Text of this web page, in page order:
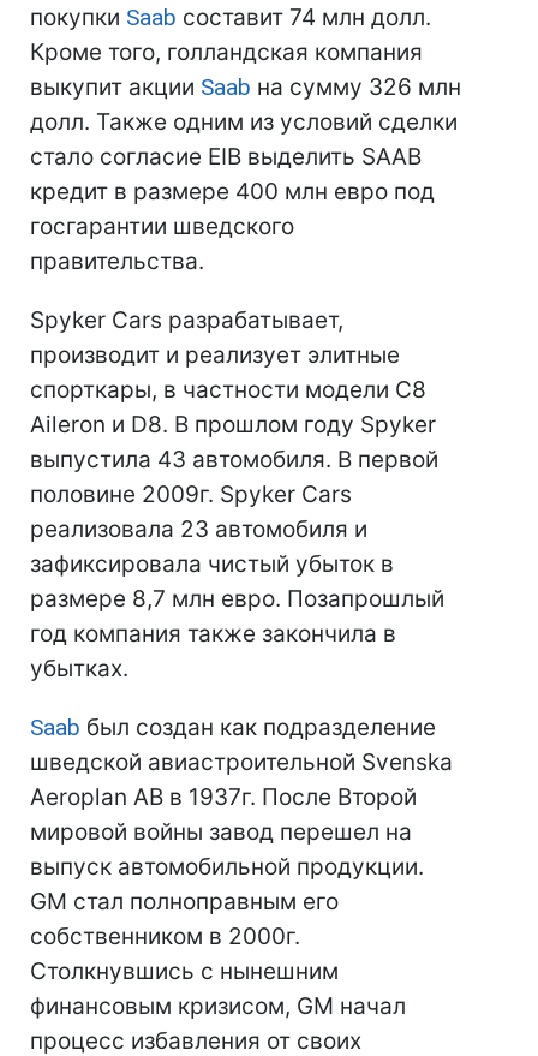
покупки Saab составит 74 млн долл.
Кроме того, голландская компания
выкупит акции Saab на сумму 326 млн
долл. Также одним из условий сделки
стало согласие EIB выделить SAAB
кредит в размере 400 млн евро под
госгарантии шведского
правительства.
Spyker Cars разрабатывает,
производит и реализует элитные
спорткары, в частности модели C8
Aileron и D8. В прошлом году Spyker
выпустила 43 автомобиля. В первой
половине 2009г. Spyker Cars
реализовала 23 автомобиля и
зафиксировала чистый убыток в
размере 8,7 млн евро. Позапрошлый
год компания также закончила в
убытках.
Saab был создан как подразделение
шведской авиастроительной Svenska
Aeroplan AB в 1937г. После Второй
мировой войны завод перешел на
выпуск автомобильной продукции.
GM стал полноправным его
собственником в 2000г.
Столкнувшись с нынешним
финансовым кризисом, GM начал
процесс избавления от своих